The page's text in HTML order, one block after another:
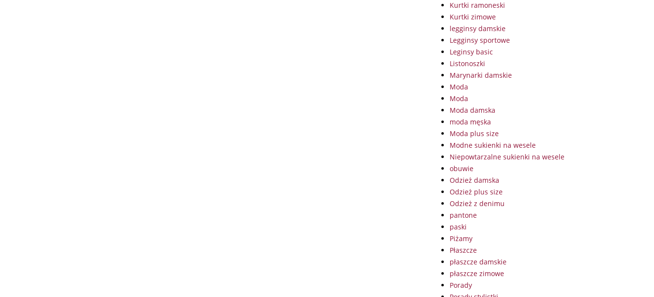
Kurtki ramoneski
Kurtki zimowe
legginsy damskie
Legginsy sportowe
Leginsy basic
Listonoszki
Marynarki damskie
Moda
Moda
Moda damska
moda męska
Moda plus size
Modne sukienki na wesele
Niepowtarzalne sukienki na wesele
obuwie
Odzież damska
Odzież plus size
Odzież z denimu
pantone
paski
Piżamy
Płaszcze
płaszcze damskie
płaszcze zimowe
Porady